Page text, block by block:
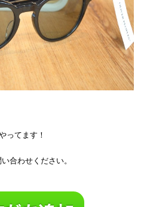
ってます！
合わせください。